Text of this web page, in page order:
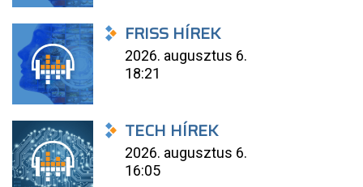
FRISS HÍREK
2026. augusztus 6.
18:21
TECH HÍREK
2026. augusztus 6.
16:05